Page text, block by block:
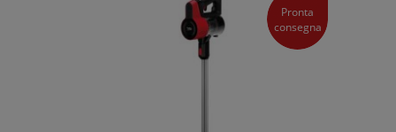
Pronta
consegna